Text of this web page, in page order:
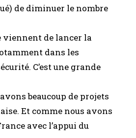
de diminuer le nombre
viennent de lancer la
dans les
C’est une grande
beaucoup de projets
Et comme nous avons
avec l’appui du